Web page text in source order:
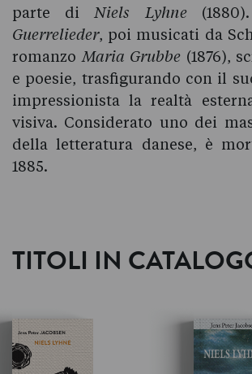
parte di Niels Lyhne
Guerrelieder, poi musicati da
romanzo Maria Grubbe (1876),
e poesie, trasfigurando con il
impressionista la realtà
visiva. Considerato uno dei
della letteratura danese, è
1885.
TITOLI IN